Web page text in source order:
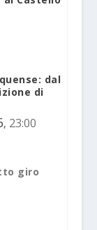
dal
di
, 23:00
giro